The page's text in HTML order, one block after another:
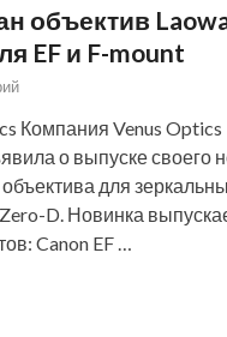
объектив
EF и F-mount
Компания Venus Optics
о выпуске своего
для
D. Новинка
Canon EF …